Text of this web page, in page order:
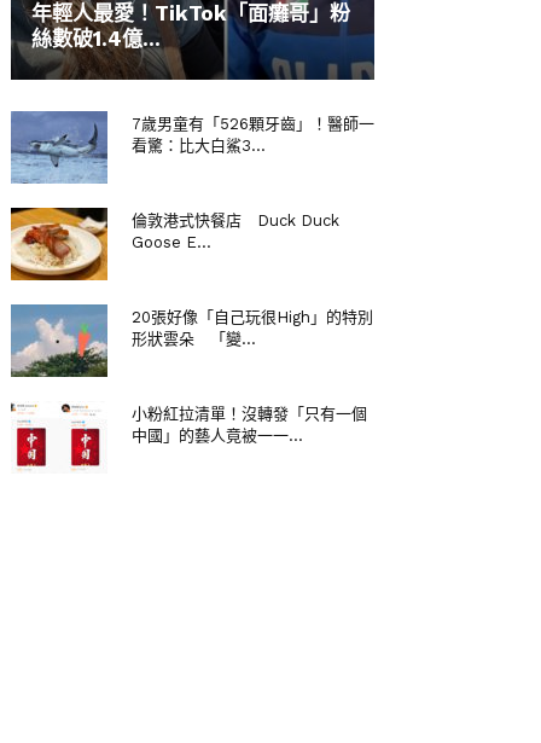
年輕人最愛！TikTok「面癱哥」粉
絲數破1.4億...
7歲男童有「526顆牙齒」！醫師一
看驚：比大白鯊3...
倫敦港式快餐店 Duck Duck
Goose E...
20張好像「自己玩很High」的特別
形狀雲朵 「變...
小粉紅拉清單！沒轉發「只有一個
中國」的藝人竟被一一...